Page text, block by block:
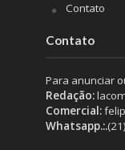
Contato
Contato
Para anunciar
Redação:
Comercial:
Whatsapp.:.